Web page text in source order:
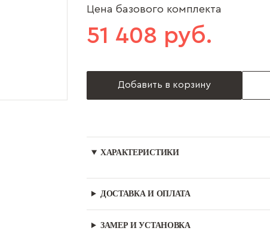
Цена базового комплекта
51 408 руб.
Добавить в корзину
ХАРАКТЕРИСТИКИ
ДОСТАВКА И ОПЛАТА
ЗАМЕР И УСТАНОВКА